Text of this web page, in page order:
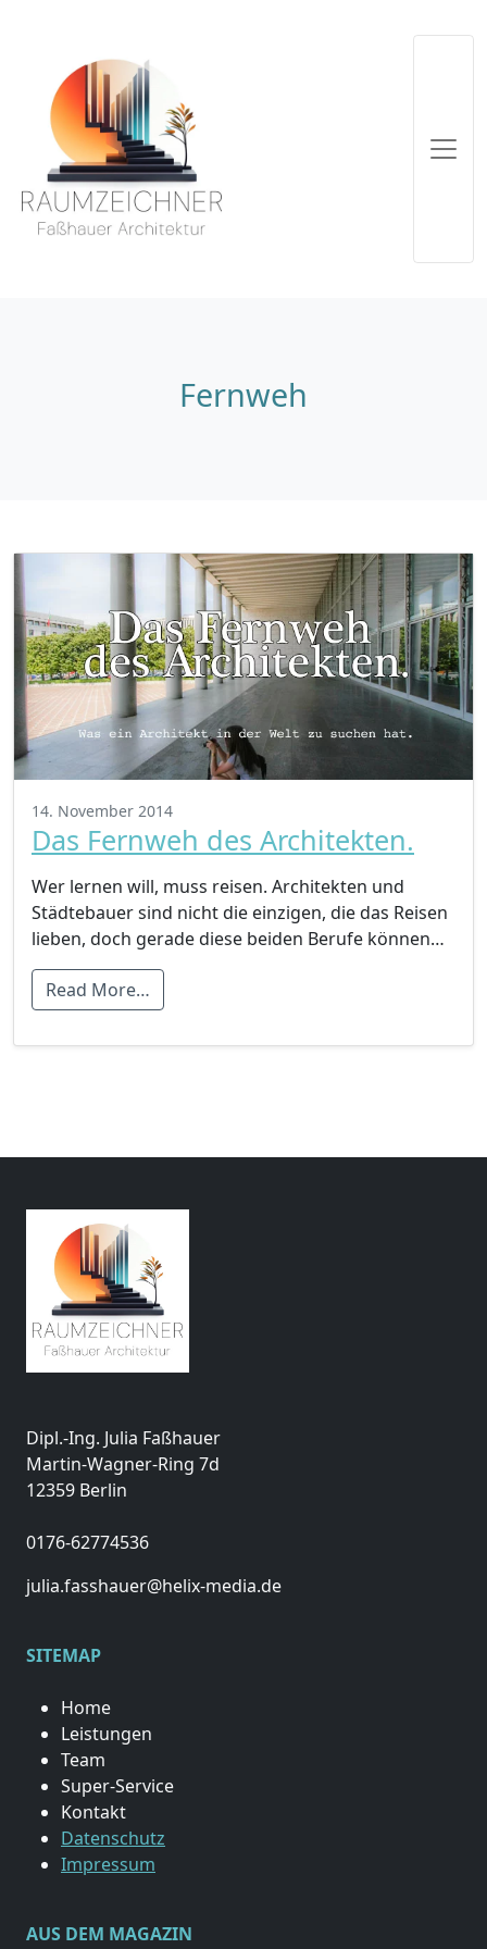
Fernweh
14. November 2014
Das Fernweh des Architekten.
Wer lernen will, muss reisen. Architekten und
Städtebauer sind nicht die einzigen, die das Reisen
lieben, doch gerade diese beiden Berufe können…
Read More…
Dipl.-Ing. Julia Faßhauer
Martin-Wagner-Ring 7d
12359 Berlin
0176-62774536
julia.fasshauer@helix-media.de
SITEMAP
Home
Leistungen
Team
Super-Service
Kontakt
Datenschutz
Impressum
AUS DEM MAGAZIN